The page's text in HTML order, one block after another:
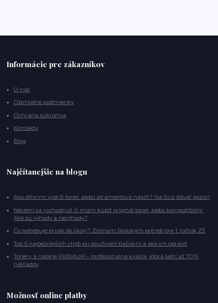
Informácie pre zákazníkov
O nás
Obchodné podmienky
Ochrana súkromia
Kontakty
Blog
Najčítanejšie na blogu
Ako dlho mi vydrží toner alebo atramentová náplň? Na čo si dávať pozor!
Neviem sa rozhodnúť či mám kúpiť originál toner alebo kompatibilný:
Aké sú výhody a nevýhody?
Čo potrebuje prvák do školy? Zoznam školských potrieb pre 1. ročník ZŠ
Top 5 najbežnejších chýb pri používaní tlačiarní a ako ich opraviť
Tonery a náplne PREMIUM – profesionálna kvalita, ktorá šetrí až 70 %
nákladov
Možnosť online platby